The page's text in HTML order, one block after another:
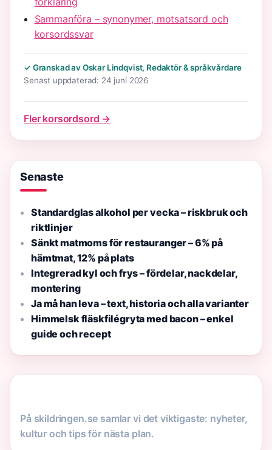
Sammanföra – synonymer, motsatsord och
korsordssvar
✓ Granskad av Oskar Lindqvist, Redaktör & språkvårdare
Senast uppdaterad: 24 juni 2026
Fler korsordsord →
Senaste
Standardglas alkohol per vecka – riskbruk och
riktlinjer
Sänkt matmoms för restauranger – 6% på
hämtmat, 12% på plats
Integrerad kyl och frys – fördelar, nackdelar,
montering
Ja må han leva – text, historia och alla varianter
Himmelsk fläskfilégryta med bacon – enkel
guide och recept
På skildringen.se samlar vi det viktigaste: nyheter,
kultur och tips för nästa plan.